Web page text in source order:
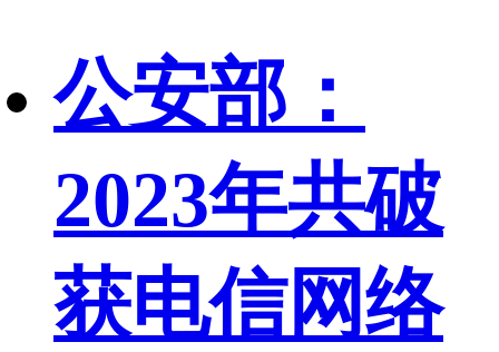
公安部：
2023年共破
获电信网络